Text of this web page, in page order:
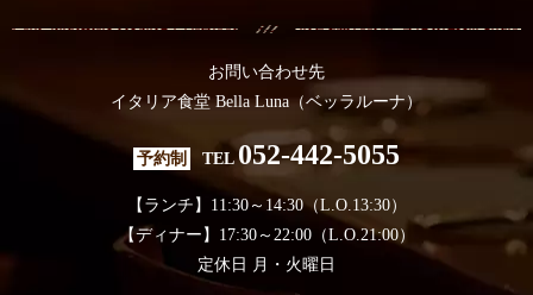
お問い合わせ先
イタリア食堂 Bella Luna（ベッラルーナ）
予約制 TEL052-442-5055
【ランチ】11:30～14:30（L.O.13:30）
【ディナー】17:30～22:00（L.O.21:00）
定休日 月・火曜日